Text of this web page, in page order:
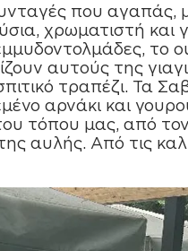
που αγαπάς,
χρωµατιστή και
το
αυτούς της
τραπέζι. Τα
αρνάκι και
τόπου µας, από
αυλής. Από τις